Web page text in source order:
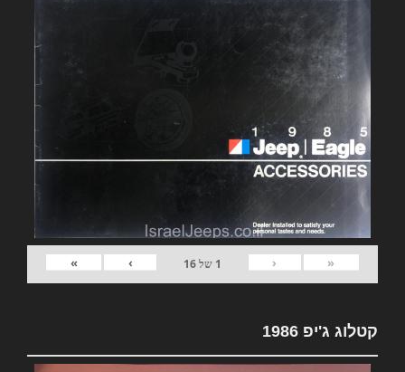
«
‹
1 של16
›
»
קטלוג ג'יפ 1986